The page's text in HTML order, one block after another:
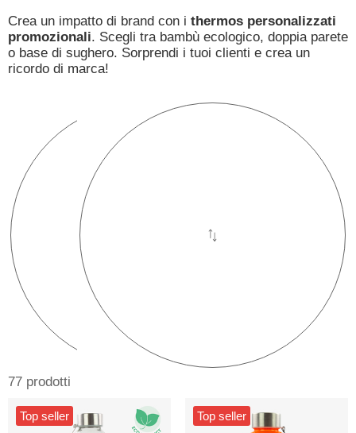
Crea un impatto di brand con i thermos personalizzati
promozionali. Scegli tra bambù ecologico, doppia parete
o base di sughero. Sorprendi i tuoi clienti e crea un
ricordo di marca!
77 prodotti
Top seller Top seller